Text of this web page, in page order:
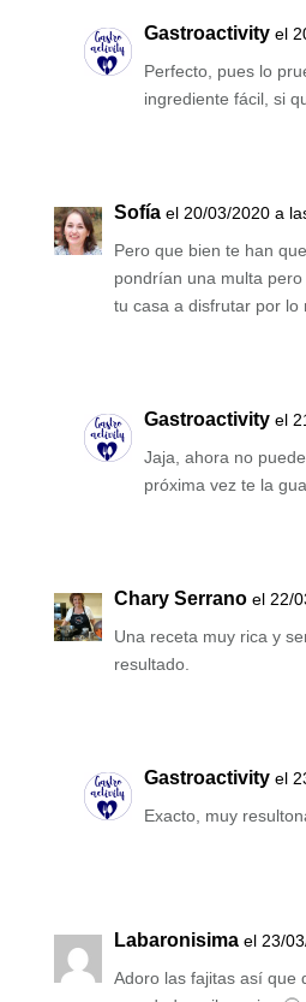
Gastroactivity el
Perfecto, pues lo
ingrediente fácil, si
Sofía el 20/03/2020 a
Pero que bien te han
pondrían una multa
tu casa a disfrutar por lo
Gastroactivity el
Jaja, ahora no
próxima vez te la
Chary Serrano el 22/
Una receta muy rica y
resultado.
Gastroactivity el
Exacto, muy
Labaronisima el 23/
Adoro las fajitas así que